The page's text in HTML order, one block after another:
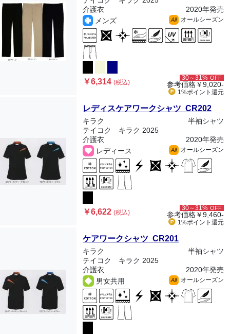
介護衣
2020年発売
メンズ
All オールシーズン
￥6,314(税込)
30～31% OFF
参考価格￥9,020-
1%ポイント 還元
レディスケアワークシャツ CR202
キラク
半袖シャツ
テイコク キラク 2025
介護衣
2020年発売
レディース
All オールシーズン
￥6,622(税込)
30～31% OFF
参考価格￥9,460-
1%ポイント 還元
ケアワークシャツ CR201
キラク
半袖シャツ
テイコク キラク 2025
介護衣
2020年発売
男女共用
All オールシーズン